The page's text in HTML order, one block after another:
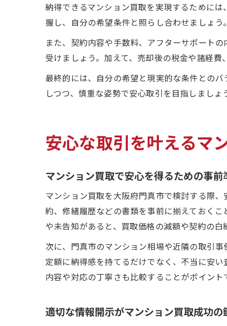
納得できるマンション買取を実現するために
握し、自分の希望条件と照らし合わせましょう。
また、契約内容や手数料、アフターサポート
受けましょう。加えて、売却後の税金や諸経
最終的には、自分の希望と現実的な条件との
しつつ、慎重な姿勢で安心取引を目指しましょ
安心な取引を叶えるマ
マンション買取で安心を得るための事前
マンション買取を大阪府門真市で検討する際
約、修繕履歴などの書類を事前に揃えておく
や未告知があると、買取価格の減額や契約の白
次に、門真市のマンション相場や近隣の取引
定額に納得感を持てるだけでなく、不当に安
内容や対応の丁寧さも比較することがポイント
適切な情報開示がマンション買取成功の